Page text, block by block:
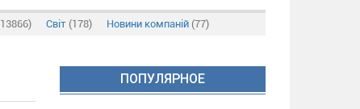
Світ (178) Новини компаній (77)
ПОПУЛЯРНОЕ